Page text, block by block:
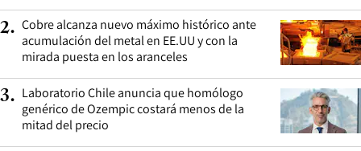
2. Cobre alcanza nuevo máximo histórico ante
acumulación del metal en EE.UU y con la
mirada puesta en los aranceles
3. Laboratorio Chile anuncia que homólogo
genérico de Ozempic costará menos de la
mitad del precio